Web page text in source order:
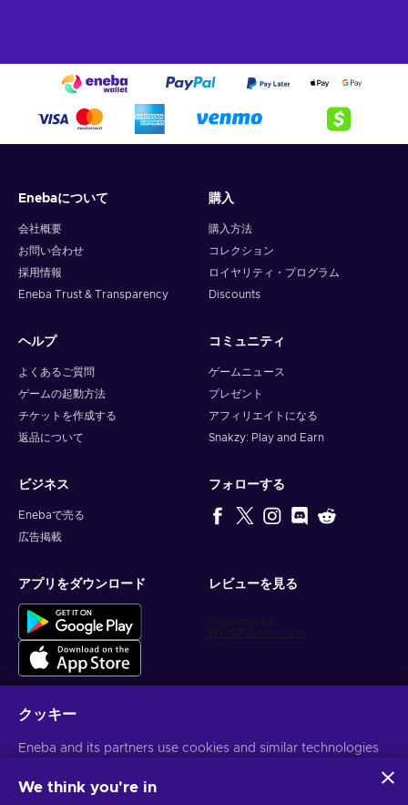
Enebaについて
会社概要
お問い合わせ
採用情報
Eneba Trust & Transparency
購入
購入方法
コレクション
ロイヤリティ・プログラム
Discounts
ヘルプ
よくあるご質問
ゲームの起動方法
チケットを作成する
返品について
コミュニティ
ゲームニュース
プレゼント
アフィリエイトになる
Snakzy: Play and Earn
ビジネス
Enebaで売る
広告掲載
フォローする
アプリをダウンロード レビューを見る
パーソナライズされたゲーム情報を入手
クッキー
Eneba and its partners use cookies and similar technologies
website. We use this information to enhance content,
We think you're in